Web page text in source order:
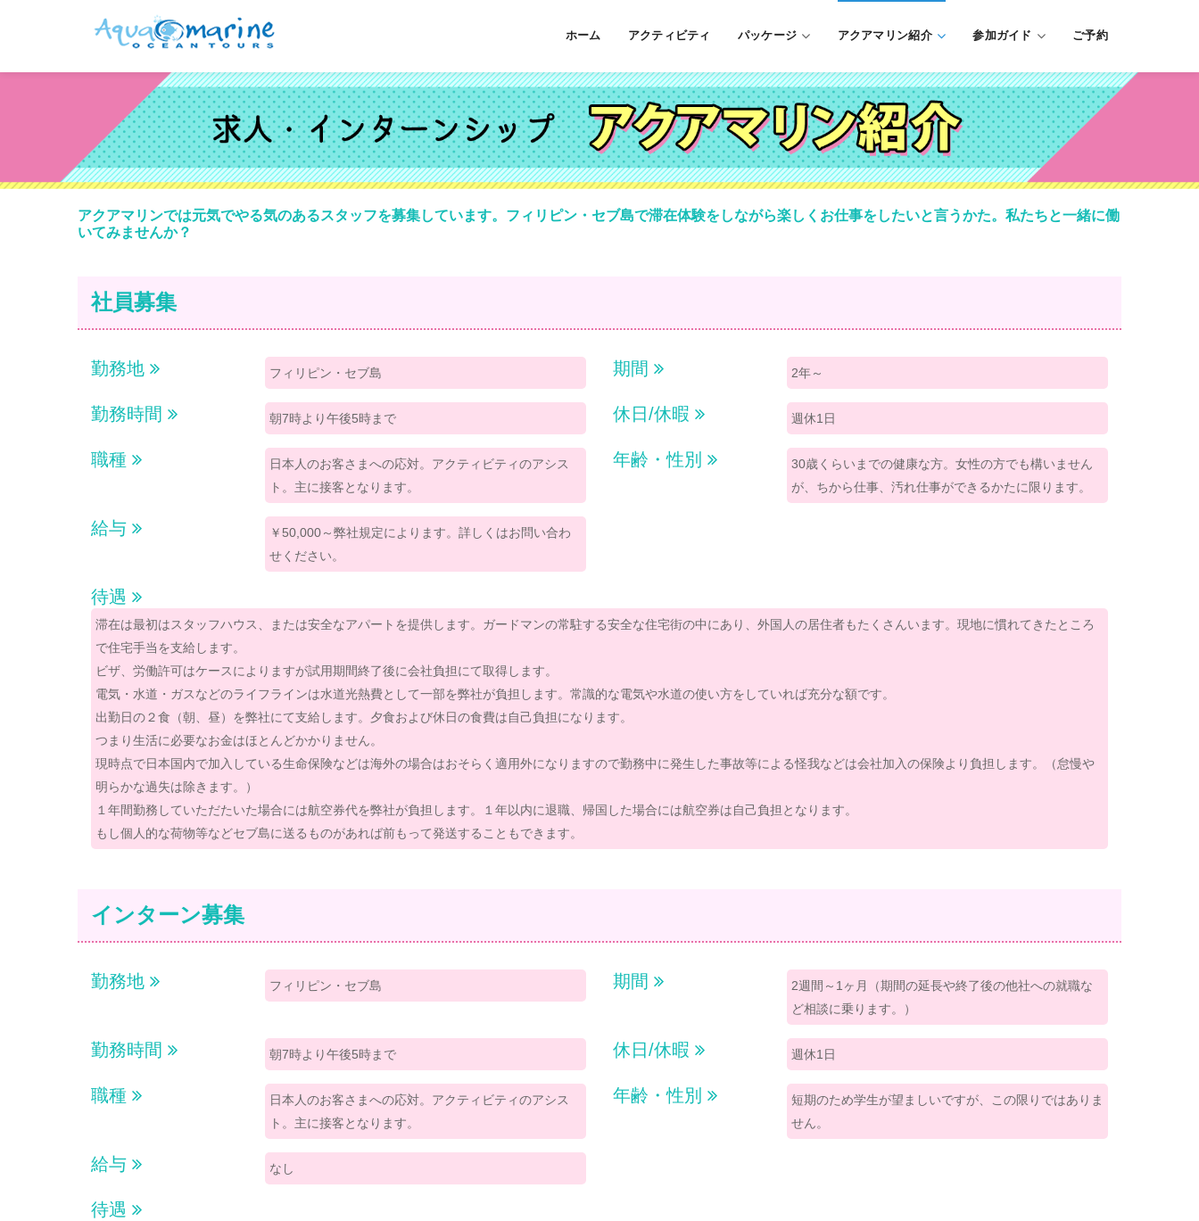
ホーム アクティビティ パッケージ アクアマリン紹介 参加ガイド ご予約
アクアマリンでは元気でやる気のあるスタッフを募集しています。フィリピン・セブ島で滞在体験をしながら楽しくお仕事をしたいと言うかた。私たちと一緒に働
いてみませんか？
社員募集
勤務地 フィリピン・セブ島 期間 2年～
勤務時間 朝7時より午後5時まで 休日/休暇 週休1日
職種
日本人のお客さまへの応対。アクティビティのアシス
ト。主に接客となります。
年齢・性別
30歳くらいまでの健康な方。女性の方でも構いません
が、ちから仕事、汚れ仕事ができるかたに限ります。
給与
￥50,000～弊社規定によります。詳しくはお問い合わ
せください。
待遇
滞在は最初はスタッフハウス、または安全なアパートを提供します。ガードマンの常駐する安全な住宅街の中にあり、外国人の居住者もたくさんいます。現地に慣れてきたところ
で住宅手当を支給します。
ビザ、労働許可はケースによりますが試用期間終了後に会社負担にて取得します。
電気・水道・ガスなどのライフラインは水道光熱費として一部を弊社が負担します。常識的な電気や水道の使い方をしていれば充分な額です。
出勤日の２食（朝、昼）を弊社にて支給します。夕食および休日の食費は自己負担になります。
つまり生活に必要なお金はほとんどかかりません。
現時点で日本国内で加入している生命保険などは海外の場合はおそらく適用外になりますので勤務中に発生した事故等による怪我などは会社加入の保険より負担します。（怠慢や
明らかな過失は除きます。）
１年間勤務していただたいた場合には航空券代を弊社が負担します。１年以内に退職、帰国した場合には航空券は自己負担となります。
もし個人的な荷物等などセブ島に送るものがあれば前もって発送することもできます。
インターン募集
勤務地 フィリピン・セブ島 期間
2週間～1ヶ月（期間の延長や終了後の他社への就職な
ど相談に乗ります。）
勤務時間 朝7時より午後5時まで 休日/休暇 週休1日
職種
日本人のお客さまへの応対。アクティビティのアシス
ト。主に接客となります。
年齢・性別
短期のため学生が望ましいですが、この限りではありま
せん。
給与 なし
待遇